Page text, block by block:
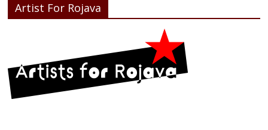
Artist For Rojava